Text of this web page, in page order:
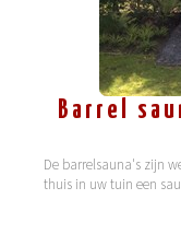
Barrel
De barrelsauna's zijn
thuis in uw tuin een